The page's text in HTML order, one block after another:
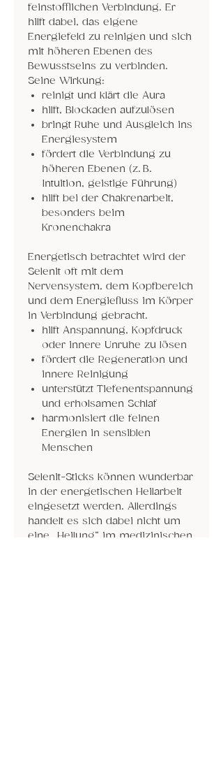
feinstofflichen Verbindung. Er
hilft dabei, das eigene
Energiefeld zu reinigen und sich
mit höheren Ebenen des
Bewusstseins zu verbinden.
Seine Wirkung:
reinigt und klärt die Aura
hilft, Blockaden aufzulösen
bringt Ruhe und Ausgleich ins
Energiesystem
fördert die Verbindung zu
höheren Ebenen (z. B.
Intuition, geistige Führung)
hilft bei der Chakrenarbeit,
besonders beim
Kronenchakra
Energetisch betrachtet wird der
Selenit oft mit dem
Nervensystem, dem Kopfbereich
und dem Energiefluss im Körper
in Verbindung gebracht.
hilft Anspannung, Kopfdruck
oder innere Unruhe zu lösen
fördert die Regeneration und
innere Reinigung
unterstützt Tiefenentspannung
und erholsamen Schlaf
harmonisiert die feinen
Energien in sensiblen
Menschen
Selenit-Sticks können wunderbar
in der energetischen Heilarbeit
eingesetzt werden. Allerdings
handelt es sich dabei nicht um
eine „Heilung“ im medizinischen